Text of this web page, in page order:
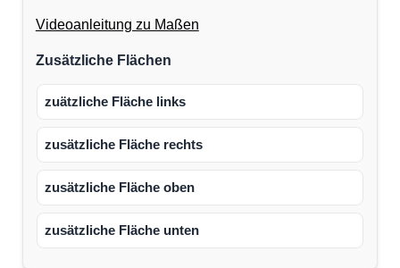
Videoanleitung zu Maßen
Zusätzliche Flächen
zuätzliche Fläche links
zusätzliche Fläche rechts
zusätzliche Fläche oben
zusätzliche Fläche unten